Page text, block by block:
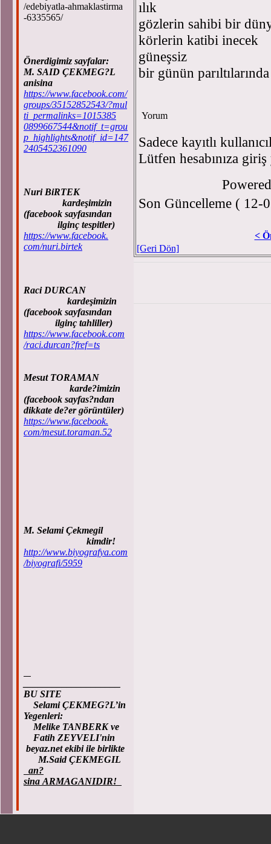
/edebiyatla-ahmaklastirma
-6335565/
Önerdigimiz sayfalar:
M. SAID ÇEKMEG?L
anisina
https://www.facebook.com/
groups/35152852543/?mul
ti_permalinks=1015385
0899667544&notif_t=grou
p_highlights&notif_id=147
2405452361090
Nuri BiRTEK
kardeşimizin
(facebook sayfasından
ilginç tespitler)
https://www.facebook.
com/nuri.birtek
Raci DURCAN
kardeşimizin
(facebook sayfasından
ilginç tahliller)
https://www.facebook.com
/raci.durcan?fref=ts
Mesut TORAMAN
karde?imizin
(facebook sayfas?ndan
dikkate de?er görüntüler)
https://www.facebook.
com/mesut.toraman.52
M. Selami Çekmegil
kimdir!
http://www.biyografya.com
/biyografi/5959
BU SITE
Selami ÇEKMEG?L’in
Yegenleri:
Melike TANBERK ve
Fatih ZEYVELI'nin
beyaz.net ekibi ile birlikte
M.Said ÇEKMEGIL
an?
sina ARMAGANIDIR!
ılık
gözlerin sahibi bir
körlerin katibi inecek
güneşsiz
bir günün parıltılarında
Yorum
Sadece kayıtlı
Lütfen hesabınıza
Son Güncelleme ( 12-
<
[Geri Dön]